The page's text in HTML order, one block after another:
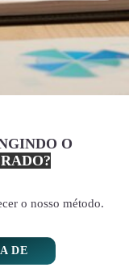
O
o nosso método.
DE